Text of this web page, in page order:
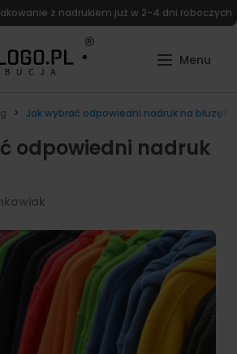
z nadrukiem już w 2-4 dni roboczych
Jak wybrać odpowiedni nadruk na bluzę?
odpowiedni nadruk